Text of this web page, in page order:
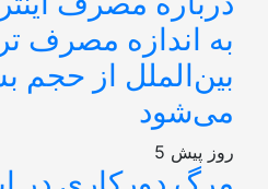
به اندازه مصرف
بین‌الملل از حجم
می‌شود
5 روز پیش